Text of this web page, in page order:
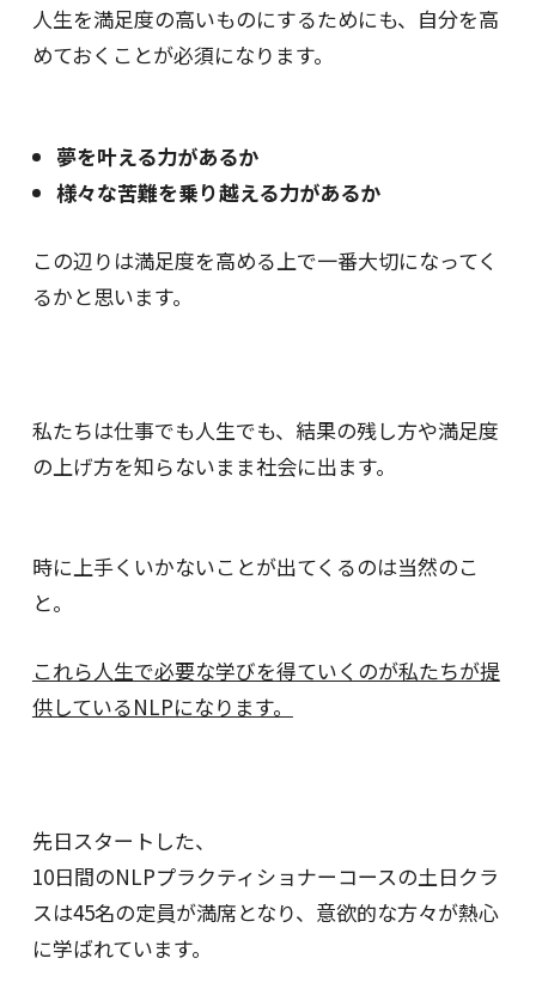
人生を満足度の高いものにするためにも、 自分を高
めておくことが必須になります。
夢を叶える力があるか
様々な苦難を乗り越える力があるか
この辺りは満足度を高める上で一番大切になってく
るかと思います。
私たちは仕事でも人生でも、 結果の残し方や満足度
の上げ方を知らないまま社会に出ます。
時に上手くいかないことが出てくるのは当然のこ
と。
これら人生で必要な学びを得ていくのが私たちが提
供しているNLPになります。
先日スタートした、
10日間のNLPプラクティショナーコースの土日クラ
スは45名の定員が満席となり、 意欲的な方々が熱心
に学ばれています。